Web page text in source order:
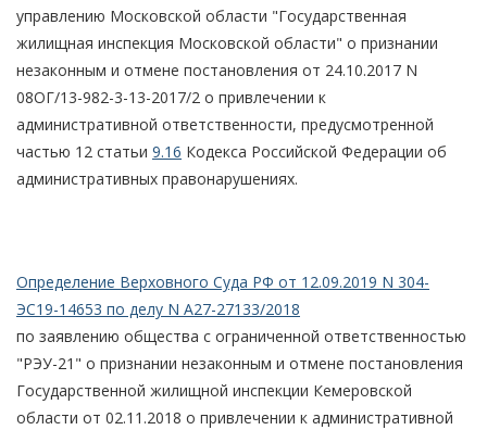
управлению Московской области "Государственная
жилищная инспекция Московской области" о признании
незаконным и отмене постановления от 24.10.2017 N
08ОГ/13-982-3-13-2017/2 о привлечении к
административной ответственности, предусмотренной
частью 12 статьи 9.16 Кодекса Российской Федерации об
административных правонарушениях.
Определение Верховного Суда РФ от 12.09.2019 N 304-
ЭС19-14653 по делу N А27-27133/2018
по заявлению общества с ограниченной ответственностью
"РЭУ-21" о признании незаконным и отмене постановления
Государственной жилищной инспекции Кемеровской
области от 02.11.2018 о привлечении к административной